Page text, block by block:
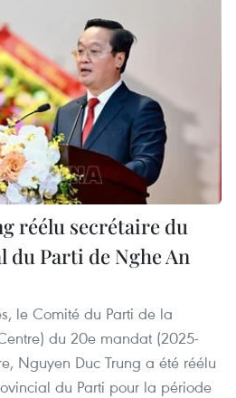
réélu secrétaire du
Parti de Nghe An
le Comité du Parti de la
du 20e mandat (2025-
Nguyen Duc Trung a été réélu
du Parti pour la période